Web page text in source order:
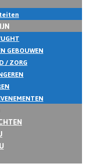
GEBOUWEN
/ ZORG